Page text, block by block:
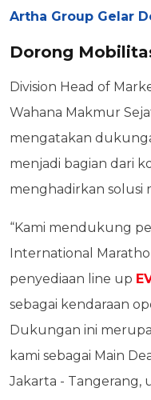
Artha Group Gelar
Dorong
Division Head of
Wahana Makmur
mengatakan
menjadi bagian dari
menghadirkan solusi
“Kami mendukung
International
penyediaan line up
sebagai kendaraan
Dukungan ini
kami sebagai Main
Jakarta - Tangerang,